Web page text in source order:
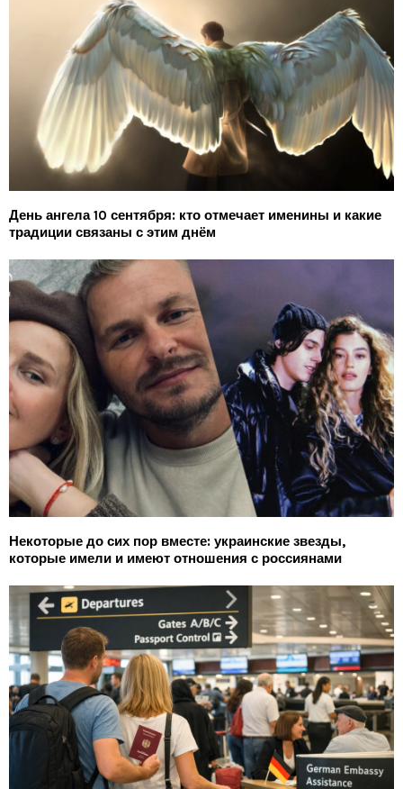
День ангела 10 сентября: кто отмечает именины и какие
традиции связаны с этим днём
Некоторые до сих пор вместе: украинские звезды,
которые имели и имеют отношения с россиянами